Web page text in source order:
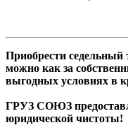
Приобрести
можно как за
выгодных условиях в
ГРУЗ СОЮЗ
юридической чистоты!